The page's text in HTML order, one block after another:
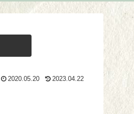
2020.05.20 2023.04.22